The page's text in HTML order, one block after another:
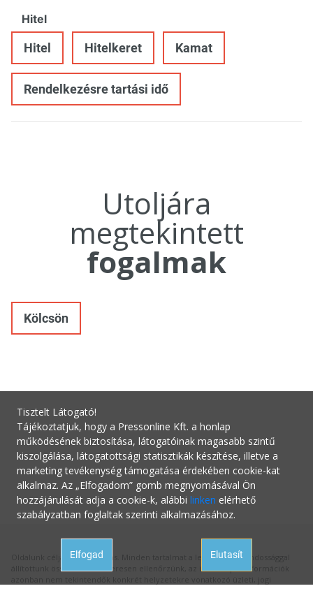
Hitel
Hitel Hitelkeret Kamat
Rendelkezésre tartási idő
Utoljára
megtekintett
fogalmak
Kölcsön
Oldalunk célja a tájékoztatás. Minden tartalmat a legnagyobb gondossággal
állítottunk össze és rendszeresen ellenőrzünk, az itt szereplő információk
Tisztelt Látogató!
Tájékoztatjuk, hogy a Pressonline Kft. a honlap
működésének biztosítása, látogatóinak magasabb szintű
kiszolgálása, látogatottsági statisztikák készítése, illetve a
marketing tevékenység támogatása érdekében cookie-kat
alkalmaz. Az „Elfogadom” gomb megnyomásával Ön
hozzájárulását adja a cookie-k, alábbi linken elérhető
szabályzatban foglaltak szerinti alkalmazásához.
Elfogad Elutasít